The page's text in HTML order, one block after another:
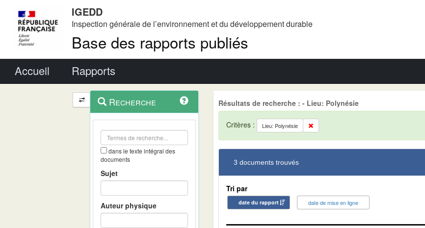
IGEDD
Inspection générale de l’environnement et du développement durable
Base des rapports publiés
Accueil Rapports
Navigation
et
outils
contextuel
Recherche
dans le texte intégral des
documents
Sujet
Auteur physique
Résultats de recherche : - Lieu: Polynésie
Critères : Lieu: Polynésie
3 documents trouvés
Tri par
date du rapport date de mise en ligne